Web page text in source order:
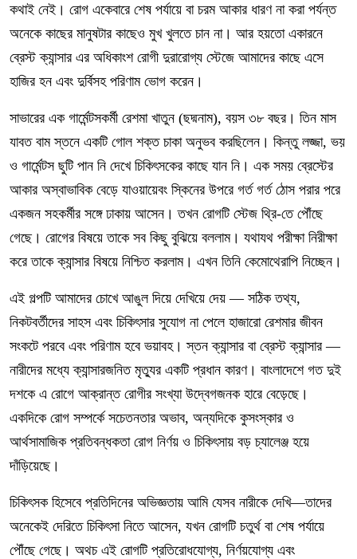
কথাই নেই। রোগ একেবারে শেষ পর্যায়ে বা চরম আকার ধারণ না করা পর্যন্ত
অনেকে কাছের মানুষটার কাছেও মুখ খুলতে চান না। আর হয়তো একারনে
ব্রেস্ট ক্যান্সার এর অধিকাংশ রোগী দুরারোগ্য স্টেজে আমাদের কাছে এসে
হাজির হন এবং দুর্বিসহ পরিণাম ভোগ করেন।
সাভারের এক গার্মেন্টসকর্মী রেশমা খাতুন (ছদ্মনাম), বয়স ৩৮ বছর। তিন মাস
যাবত বাম স্তনে একটি গোল শক্ত চাকা অনুভব করছিলেন। কিন্তু লজ্জা, ভয়
ও গার্মেন্টস ছুটি পান নি দেখে চিকিৎসকের কাছে যান নি। এক সময় ব্রেস্টের
আকার অস্বাভাবিক বেড়ে যাওয়ায়েবং স্কিনের উপরে গর্ত গর্ত ঠোস পরার পরে
একজন সহকর্মীর সঙ্গে ঢাকায় আসেন। তখন রোগটি স্টেজ থ্রি-তে পৌঁছে
গেছে। রোগের বিষয়ে তাকে সব কিছু বুঝিয়ে বললাম। যথাযথ পরীক্ষা নিরীক্ষা
করে তাকে ক্যান্সার বিষয়ে নিশ্চিত করলাম। এখন তিনি কেমোথেরাপি নিচ্ছেন।
এই গল্পটি আমাদের চোখে আঙুল দিয়ে দেখিয়ে দেয় — সঠিক তথ্য,
নিকটবর্তীদের সাহস এবং চিকিৎসার সুযোগ না পেলে হাজারো রেশমার জীবন
সংকটে পরবে এবং পরিণাম হবে ভয়াবহ। স্তন ক্যান্সার বা ব্রেস্ট ক্যান্সার —
নারীদের মধ্যে ক্যান্সারজনিত মৃত্যুর একটি প্রধান কারণ। বাংলাদেশে গত দুই
দশকে এ রোগে আক্রান্ত রোগীর সংখ্যা উদ্বেগজনক হারে বেড়েছে।
একদিকে রোগ সম্পর্কে সচেতনতার অভাব, অন্যদিকে কুসংস্কার ও
আর্থসামাজিক প্রতিবন্ধকতা রোগ নির্ণয় ও চিকিৎসায় বড় চ্যালেঞ্জ হয়ে
দাঁড়িয়েছে।
চিকিৎসক হিসেবে প্রতিদিনের অভিজ্ঞতায় আমি যেসব নারীকে দেখি—তাদের
অনেকেই দেরিতে চিকিৎসা নিতে আসেন, যখন রোগটি চতুর্থ বা শেষ পর্যায়ে
পৌঁছে গেছে। অথচ এই রোগটি প্রতিরোধযোগ্য, নির্ণয়যোগ্য এবং